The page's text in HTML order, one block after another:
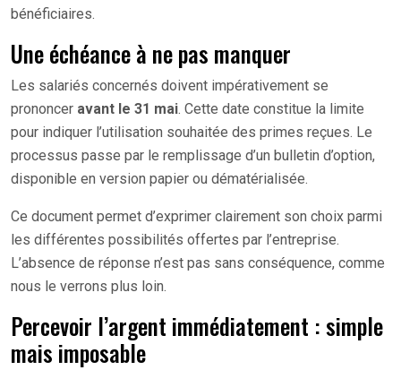
bénéficiaires.
Une échéance à ne pas manquer
Les salariés concernés doivent impérativement se
prononcer avant le 31 mai. Cette date constitue la limite
pour indiquer l’utilisation souhaitée des primes reçues. Le
processus passe par le remplissage d’un bulletin d’option,
disponible en version papier ou dématérialisée.
Ce document permet d’exprimer clairement son choix parmi
les différentes possibilités offertes par l’entreprise.
L’absence de réponse n’est pas sans conséquence, comme
nous le verrons plus loin.
Percevoir l’argent immédiatement : simple
mais imposable